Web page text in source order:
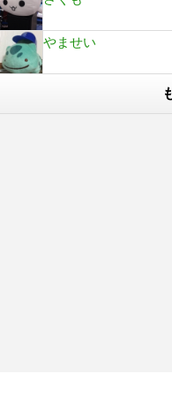
やませい